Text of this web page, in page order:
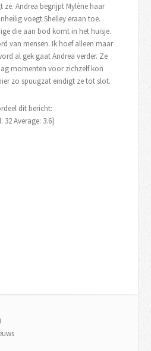
ze. Andrea begrijpt Mylène haar
voegt Shelley eraan toe.
die aan bod komt in het huisje.
van mensen. Ik hoef alleen maar
al gek gaat Andrea verder. Ze
momenten voor zichzelf kon
zo spuugzat eindigt ze tot slot.
dit bericht:
32Average: 3.6]